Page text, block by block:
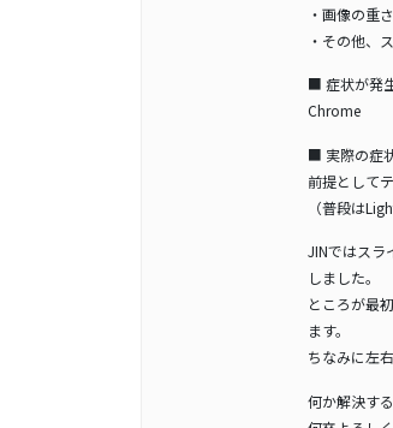
・画像の重
・その他、
■ 症状が発
Chrome
■ 実際の症
前提として
（普段は
JINではスラ
しました。
ところが最
ます。
ちなみに左
何か解決す